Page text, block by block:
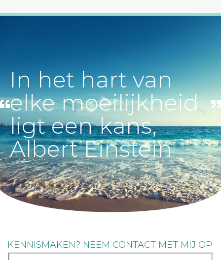
In het hart van
elke moeilijkheid
ligt een kans,
Albert Einstein
KENNISMAKEN? NEEM CONTACT MET MIJ OP